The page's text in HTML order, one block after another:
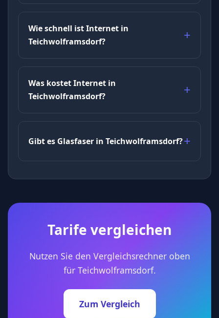
Wie schnell ist Internet in
Teichwolframsdorf?
Was kostet Internet in
Teichwolframsdorf?
Gibt es Glasfaser in Teichwolframsdorf?
Tarife vergleichen
Nutzen Sie den Vergleichsrechner oben
für Teichwolframsdorf.
Zum Vergleich